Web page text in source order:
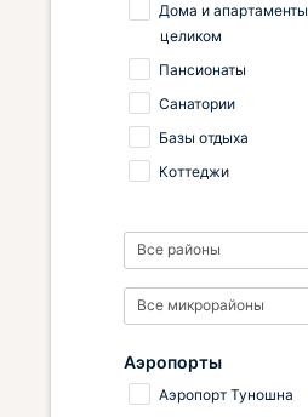
Дома и апартаменты
целиком
Пансионаты
Санатории
Базы отдыха
Коттеджи
Все районы
Все микрорайоны
Аэропорты
Аэропорт Туношна